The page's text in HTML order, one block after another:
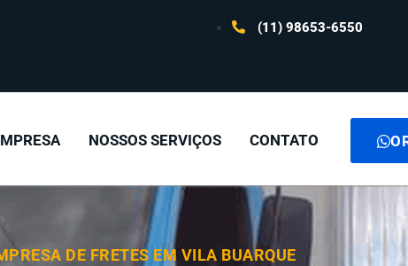
(11) 98653-6550
NOSSOS SERVIÇOS CONTATO
DE FRETES EM VILA BUARQUE